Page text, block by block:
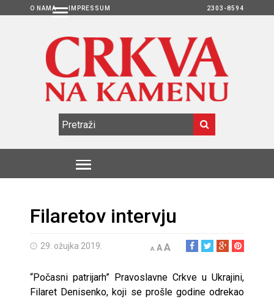
O NAMA IMPRESSUM 2303-8594
Filaretov intervju
29. ožujka 2019. A AA
“Počasni patrijarh” Pravoslavne Crkve u Ukrajini,
Filaret Denisenko, koji se prošle godine odrekao